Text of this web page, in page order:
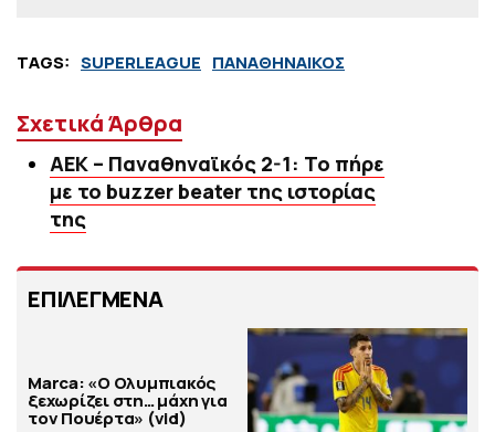
TAGS: SUPERLEAGUE ΠΑΝΑΘΗΝΑΙΚΟΣ
Σχετικά Άρθρα
ΑΕΚ – Παναθηναϊκός 2-1: Το πήρε
με το buzzer beater της ιστορίας
της
ΕΠΙΛΕΓΜΕΝΑ
Marca: «Ο Ολυμπιακός
ξεχωρίζει στη… μάχη για
τον Πουέρτα» (vid)